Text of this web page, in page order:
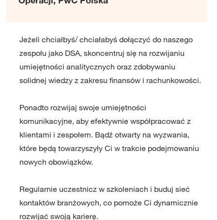
Jeżeli chciałbyś/ chciałabyś dołączyć do naszego
zespołu jako DSA, skoncentruj się na rozwijaniu
umiejętności analitycznych oraz zdobywaniu
solidnej wiedzy z zakresu finansów i rachunkowości.
Ponadto rozwijaj swoje umiejętności
komunikacyjne, aby efektywnie współpracować z
klientami i zespołem. Bądź otwarty na wyzwania,
które będą towarzyszyły Ci w trakcie podejmowaniu
nowych obowiązków.
Regularnie uczestnicz w szkoleniach i buduj sieć
kontaktów branżowych, co pomoże Ci dynamicznie
rozwijać swoją karierę.